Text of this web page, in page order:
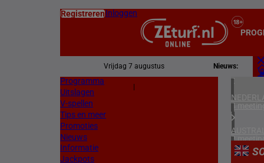
RegistrerenInloggen
Vrijdag 7 augustus Nieuws:
Programma
Uitslagen
V-spellen
Tips en meer
Promoties
Nieuws
Informatie
Jackpots
4
2